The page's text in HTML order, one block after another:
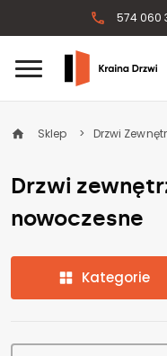
574 060
Sklep Drzwi
Drzwi
nowoczesne
Kategorie